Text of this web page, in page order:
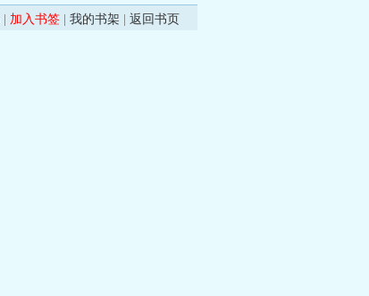
加入书签 我的书架 返回书页